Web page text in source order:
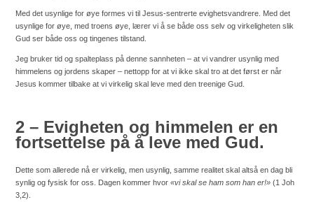
Med det usynlige for øye formes vi til Jesus-sentrerte evighetsvandrere. Med det
usynlige for øye, med troens øye, lærer vi å se både oss selv og virkeligheten slik
Gud ser både oss og tingenes tilstand.
Jeg bruker tid og spalteplass på denne sannheten – at vi vandrer usynlig med
himmelens og jordens skaper – nettopp for at vi ikke skal tro at det først er når
Jesus kommer tilbake at vi virkelig skal leve med den treenige Gud.
2 – Evigheten og himmelen er en
fortsettelse på å leve med Gud.
Dette som allerede nå er virkelig, men usynlig, samme realitet skal altså en dag bli
synlig og fysisk for oss. Dagen kommer hvor «vi skal se ham som han er!» (1 Joh
3,2).